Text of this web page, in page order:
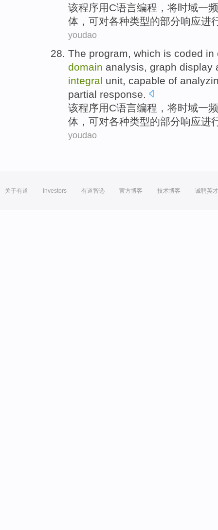
该程序用C语言编程， 将时域一频
体，可对各种类型的部分响应进
youdao
The program , which is coded in
domain analysis graph display
integral unit , capable of
partial response
该程序用C语言编程， 将时域一频
体，可对各种类型的部分响应进
youdao
关于有道 Investors 有道智选 官方博客 技术博客 诚聘英才